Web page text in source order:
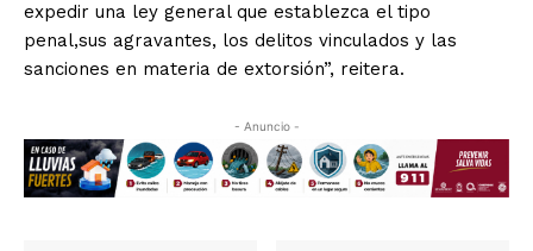
expedir una ley general que establezca el tipo
penal,sus agravantes, los delitos vinculados y las
sanciones en materia de extorsión”, reitera.
- Anuncio -